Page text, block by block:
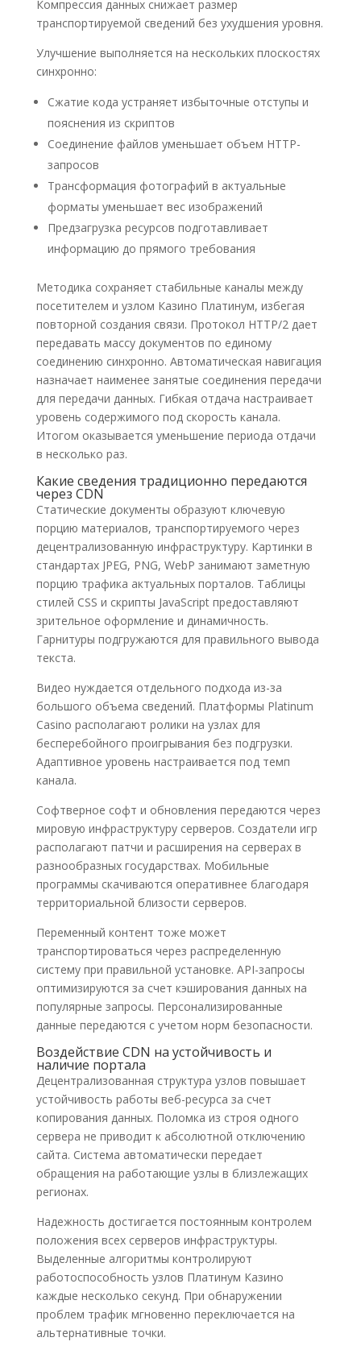
Компрессия данных снижает размер
транспортируемой сведений без ухудшения уровня.
Улучшение выполняется на нескольких плоскостях
синхронно:
Сжатие кода устраняет избыточные отступы и
пояснения из скриптов
Соединение файлов уменьшает объем HTTP-
запросов
Трансформация фотографий в актуальные
форматы уменьшает вес изображений
Предзагрузка ресурсов подготавливает
информацию до прямого требования
Методика сохраняет стабильные каналы между
посетителем и узлом Казино Платинум, избегая
повторной создания связи. Протокол HTTP/2 дает
передавать массу документов по единому
соединению синхронно. Автоматическая навигация
назначает наименее занятые соединения передачи
для передачи данных. Гибкая отдача настраивает
уровень содержимого под скорость канала.
Итогом оказывается уменьшение периода отдачи
в несколько раз.
Какие сведения традиционно передаются
через CDN
Статические документы образуют ключевую
порцию материалов, транспортируемого через
децентрализованную инфраструктуру. Картинки в
стандартах JPEG, PNG, WebP занимают заметную
порцию трафика актуальных порталов. Таблицы
стилей CSS и скрипты JavaScript предоставляют
зрительное оформление и динамичность.
Гарнитуры подгружаются для правильного вывода
текста.
Видео нуждается отдельного подхода из-за
большого объема сведений. Платформы Platinum
Casino располагают ролики на узлах для
бесперебойного проигрывания без подгрузки.
Адаптивное уровень настраивается под темп
канала.
Софтверное софт и обновления передаются через
мировую инфраструктуру серверов. Создатели игр
располагают патчи и расширения на серверах в
разнообразных государствах. Мобильные
программы скачиваются оперативнее благодаря
территориальной близости серверов.
Переменный контент тоже может
транспортироваться через распределенную
систему при правильной установке. API-запросы
оптимизируются за счет кэширования данных на
популярные запросы. Персонализированные
данные передаются с учетом норм безопасности.
Воздействие CDN на устойчивость и
наличие портала
Децентрализованная структура узлов повышает
устойчивость работы веб-ресурса за счет
копирования данных. Поломка из строя одного
сервера не приводит к абсолютной отключению
сайта. Система автоматически передает
обращения на работающие узлы в близлежащих
регионах.
Надежность достигается постоянным контролем
положения всех серверов инфраструктуры.
Выделенные алгоритмы контролируют
работоспособность узлов Платинум Казино
каждые несколько секунд. При обнаружении
проблем трафик мгновенно переключается на
альтернативные точки.